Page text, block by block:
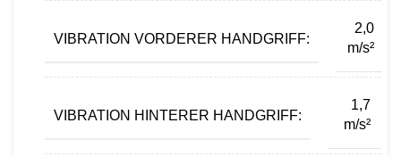
VIBRATION VORDERER HANDGRIFF:
2,0
m/s²
VIBRATION HINTERER HANDGRIFF:
1,7
m/s²